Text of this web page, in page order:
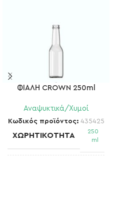
ΦΙΑΛΗ CROWN 250ml
Αναψυκτικά/Χυμοί
Κωδικός προϊόντος: 435425
ΧΩΡΗΤΙΚΌΤΗΤΑ
250
ml